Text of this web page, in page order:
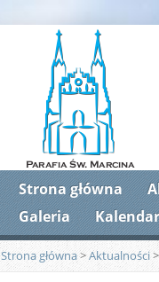
Strona główna
Galeria
Strona główna>Aktualności>